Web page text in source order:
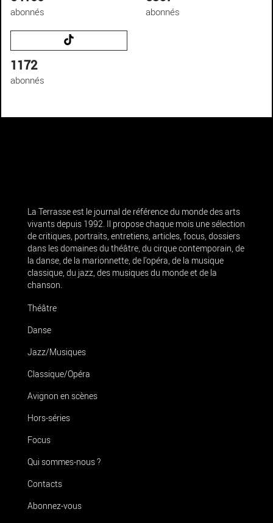
abonnés abonnés
1172
abonnés
La Terrasse est le journal de référence du monde des arts
vivants depuis 1992. Il propose chaque mois une sélection
de critiques, portraits, entretiens, articles, focus, dossiers
dans les domaines du théâtre, du cirque contemporain, de
la danse, de la marionnette, de l’opéra, de la musique
classique, du jazz, des musiques du monde et de la
chanson.
Théâtre
Danse
Jazz/Musiques
Classique/Opéra
Avignon en scènes
Hors-séries
Focus
Qui sommes-nous ?
Contacts
Abonnez-vous